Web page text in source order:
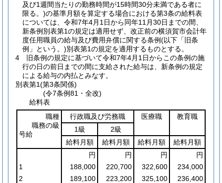
及び1週間当たりの勤務時間が15時間30分未満である者に
限る。)の基準月額を算定する場合における第3条の給料表
については、令和7年4月1日から同年11月30日までの間、
新条例別表第1の規定は適用せず、改正前の横須賀市会計年
度任用職員の給与及び費用弁償に関する条例(以下「旧条
例」という。)別表第1の規定を適用するものとする。
4
旧条例の規定に基づいて令和7年4月1日からこの条例の施
行の日の前日までの間に支給された給与は、新条例の規定
による給与の内払とみなす。
別表第1(第3条関係)
(令7条例81・全改)
給料表
職種
職務の級
号給
行政職及び労務職 医療職
教育職
1級
2級
給料月額
給料月額 給料月額
給料月額
円
円 円
円
1
188,000 220,700 322,600
234,000
2
189,100 223,200 325,100
236,400